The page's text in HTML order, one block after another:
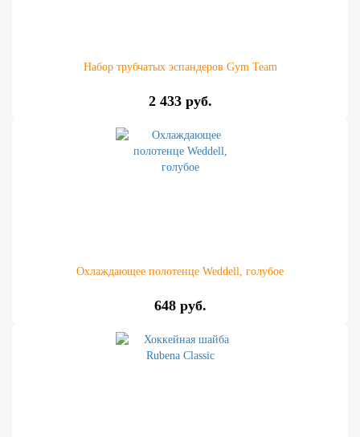
Набор трубчатых эспандеров Gym Team
2 433 руб.
Охлаждающее полотенце Weddell, голубое
648 руб.